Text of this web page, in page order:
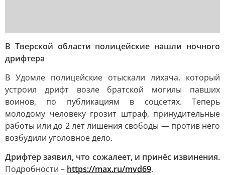
В Тверской области полицейские нашли ночного
дрифтера
В Удомле полицейские отыскали лихача, который
устроил дрифт возле братской могилы павших
воинов, по публикациям в соцсетях. Теперь
молодому человеку грозит штраф, принудительные
работы или до 2 лет лишения свободы — против него
возбудили уголовное дело.
Дрифтер заявил, что сожалеет, и принёс извинения.
Подробности – https://max.ru/mvd69.